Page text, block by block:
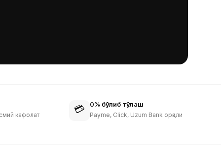
кафолат 💳 0% бўлиб тўлаш
Payme, Click, Uzum Bank орқали